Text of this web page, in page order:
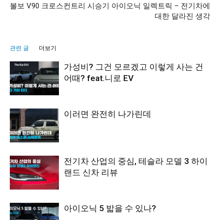
볼보 V90 크로스컨트리 시승기
아이오닉 일렉트릭 – 전기차에
대한 달라진 생각
관련 글 더보기
가성비? 그건 모르겠고 이렇게 사는 건
어때? feat.니로 EV
이러면 완전히 나가린데
전기차 산업의 중심, 테슬라 모델 3 하이
랜드 신차 리뷰
아이오닉 5 밟을 수 있나?